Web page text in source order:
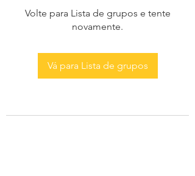
Volte para Lista de grupos e tente
novamente.
Vá para Lista de grupos